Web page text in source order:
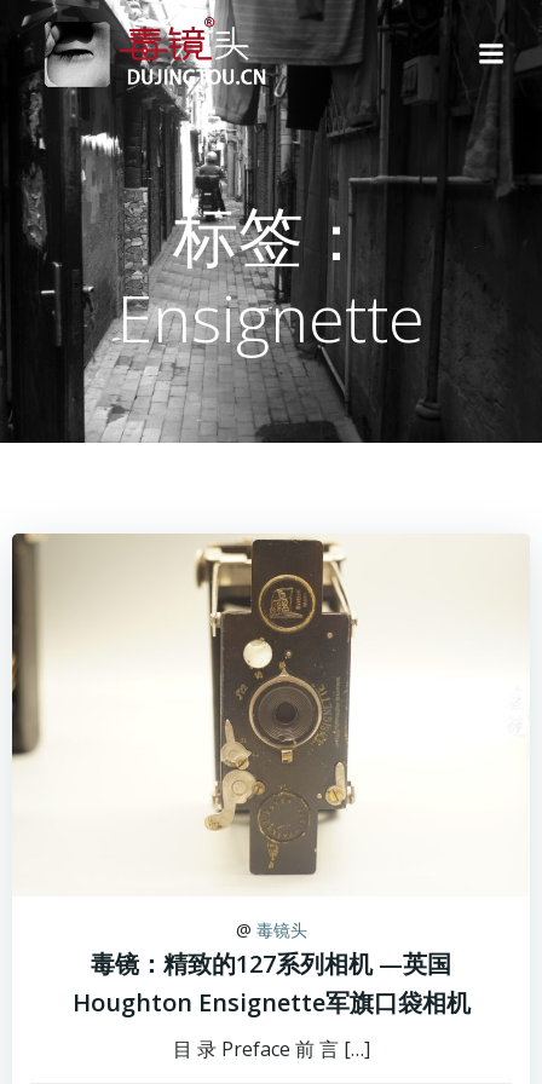
转
到
内
容
标签：
Ensignette
@ 毒镜头
毒镜：精致的127系列相机 —英国
Houghton Ensignette军旗口袋相机
目 录 Preface 前 言 […]